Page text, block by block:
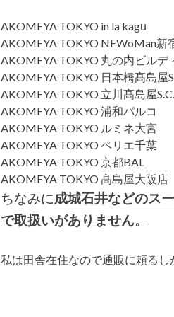
AKOMEYA TOKYO in la kagū
AKOMEYA TOKYO NEWoMan新
AKOMEYA TOKYO 丸の内ビルデ
AKOMEYA TOKYO 日本橋髙島屋
AKOMEYA TOKYO 立川髙島屋S.C.
AKOMEYA TOKYO 浦和パルコ
AKOMEYA TOKYO ルミネ大宮
AKOMEYA TOKYO ペリエ千葉
AKOMEYA TOKYO 京都BAL
AKOMEYA TOKYO 髙島屋大阪店
ちなみに成城石井などのス
で取扱いがありません。
私は田舎在住なので通販に頼る